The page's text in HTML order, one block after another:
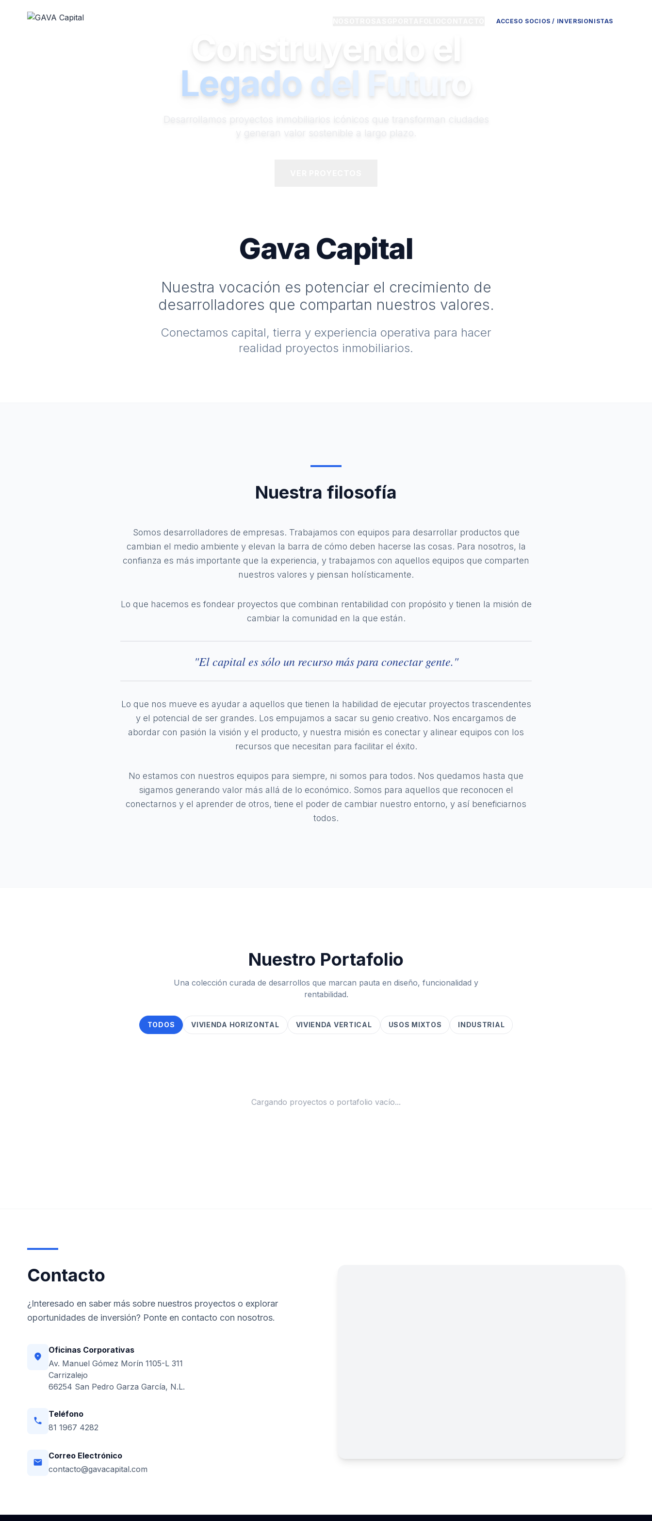
ACCESO SOCIOS / INVERSIONISTAS
Construyendo el
Legado del Futuro
Desarrollamos proyectos inmobiliarios icónicos que transforman ciudades
y generan valor sostenible a largo plazo.
Gava Capital
Nuestra vocación es potenciar el crecimiento de
desarrolladores que compartan nuestros valores.
Conectamos capital, tierra y experiencia operativa para hacer
realidad proyectos inmobiliarios.
Nuestra filosofía
Somos desarrolladores de empresas. Trabajamos con equipos para desarrollar productos que
cambian el medio ambiente y elevan la barra de cómo deben hacerse las cosas. Para nosotros, la
confianza es más importante que la experiencia, y trabajamos con aquellos equipos que comparten
nuestros valores y piensan holísticamente.
Lo que hacemos es fondear proyectos que combinan rentabilidad con propósito y tienen la misión de
cambiar la comunidad en la que están.
"El capital es sólo un recurso más para conectar gente."
Lo que nos mueve es ayudar a aquellos que tienen la habilidad de ejecutar proyectos trascendentes
y el potencial de ser grandes. Los empujamos a sacar su genio creativo. Nos encargamos de
abordar con pasión la visión y el producto, y nuestra misión es conectar y alinear equipos con los
recursos que necesitan para facilitar el éxito.
No estamos con nuestros equipos para siempre, ni somos para todos. Nos quedamos hasta que
sigamos generando valor más allá de lo económico. Somos para aquellos que reconocen el
conectarnos y el aprender de otros, tiene el poder de cambiar nuestro entorno, y así beneficiarnos
todos.
Nuestro Portafolio
Una colección curada de desarrollos que marcan pauta en diseño, funcionalidad y
rentabilidad.
TODOS VIVIENDA HORIZONTAL VIVIENDA VERTICAL USOS MIXTOS INDUSTRIAL
Cargando proyectos o portafolio vacío...
Contacto
¿Interesado en saber más sobre nuestros proyectos o explorar
oportunidades de inversión? Ponte en contacto con nosotros.
location_on
Oficinas Corporativas
Av. Manuel Gómez Morín 1105-L 311
Carrizalejo
66254 San Pedro Garza García, N.L.
phone
Teléfono
81 1967 4282
email
Correo Electrónico
contacto@gavacapital.com